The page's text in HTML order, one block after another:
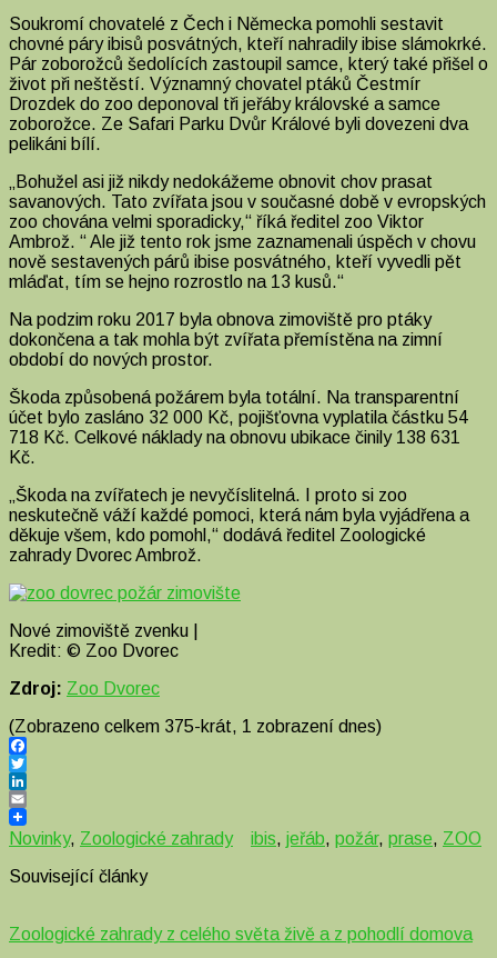
Soukromí chovatelé z Čech i Německa pomohli sestavit
chovné páry ibisů posvátných, kteří nahradily ibise slámokrké.
Pár zoborožců šedolících zastoupil samce, který také přišel o
život při neštěstí. Významný chovatel ptáků Čestmír
Drozdek do zoo deponoval tři jeřáby královské a samce
zoborožce. Ze Safari Parku Dvůr Králové byli dovezeni dva
pelikáni bílí.
„Bohužel asi již nikdy nedokážeme obnovit chov prasat
savanových. Tato zvířata jsou v současné době v evropských
zoo chována velmi sporadicky,“ říká ředitel zoo Viktor
Ambrož. “ Ale již tento rok jsme zaznamenali úspěch v chovu
nově sestavených párů ibise posvátného, kteří vyvedli pět
mláďat, tím se hejno rozrostlo na 13 kusů.“
Na podzim roku 2017 byla obnova zimoviště pro ptáky
dokončena a tak mohla být zvířata přemístěna na zimní
období do nových prostor.
Škoda způsobená požárem byla totální. Na transparentní
účet bylo zasláno 32 000 Kč, pojišťovna vyplatila částku 54
718 Kč. Celkové náklady na obnovu ubikace činily 138 631
Kč.
„Škoda na zvířatech je nevyčíslitelná. I proto si zoo
neskutečně váží každé pomoci, která nám byla vyjádřena a
děkuje všem, kdo pomohl,“ dodává ředitel Zoologické
zahrady Dvorec Ambrož.
Nové zimoviště zvenku |
Kredit: © Zoo Dvorec
Zdroj: Zoo Dvorec
(Zobrazeno celkem 375-krát, 1 zobrazení dnes)
Facebook
Twitter
LinkedIn
Email
Novinky, Zoologické zahrady ibis, jeřáb, požár, prase, ZOO
Související články
Zoologické zahrady z celého světa živě a z pohodlí domova